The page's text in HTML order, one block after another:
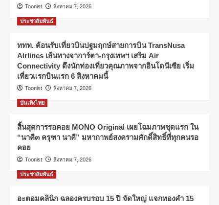
Toonist สิงหาคม 7, 2026
ประชาสัมพันธ์
ททท. ต้อนรับเที่ยวบินปฐมฤกษ์สายการบิน TransNusa
Airlines เส้นทางจาการ์ตา-กรุงเทพฯ เสริม Air
Connectivity ดึงนักท่องเที่ยวคุณภาพจากอินโดนีเซีย เริ่ม
เที่ยวแรกบินแรก 6 สิงหาคมนี้
Toonist สิงหาคม 7, 2026
บันเทิงไทย
สิ้นสุดการรอคอย MONO Original เผยโฉมภาพชุดแรก ใน
“นาคี๓ ครุฑา นาคี” มหากาพย์สงครามศักดิ์สิทธิ์ที่ทุกคนรอ
คอย
Toonist สิงหาคม 7, 2026
ประชาสัมพันธ์
อะตอมคลินิก ฉลองครบรอบ 15 ปี จัดใหญ่ แจกทองคำ 15